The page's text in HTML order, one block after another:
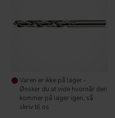
Varen er ikke på lager -
Ønsker du at vide hvornår den
kommer på lager igen, så
skriv til os